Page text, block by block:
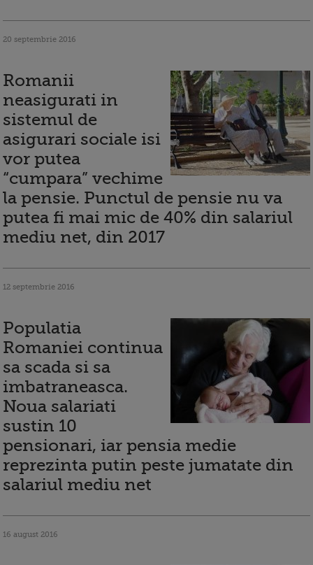
20 septembrie 2016
Romanii
neasigurati in
sistemul de
asigurari sociale isi
vor putea
“cumpara” vechime
la pensie. Punctul de pensie nu va
putea fi mai mic de 40% din salariul
mediu net, din 2017
12 septembrie 2016
Populatia
Romaniei continua
sa scada si sa
imbatraneasca.
Noua salariati
sustin 10
pensionari, iar pensia medie
reprezinta putin peste jumatate din
salariul mediu net
16 august 2016